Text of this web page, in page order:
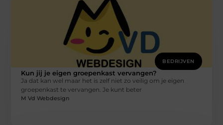
BEDRIJVEN
Kun jij je eigen groepenkast vervangen?
Ja dat kan wel maar het is zelf niet zo veilig om je eigen
groepenkast te vervangen. Je kunt beter
M Vd Webdesign